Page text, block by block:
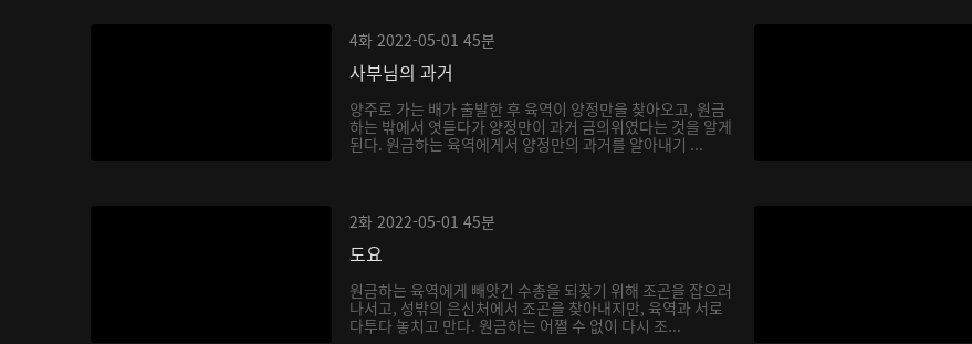
4화 2022-05-01 45분
사부님의 과거
양주로 가는 배가 출발한 후 육역이 양정만을 찾아오고, 원금
하는 밖에서 엿듣다가 양정만이 과거 금의위였다는 것을 알게
된다. 원금하는 육역에게서 양정만의 과거를 알아내기 ...
2화 2022-05-01 45분
도요
원금하는 육역에게 빼앗긴 수총을 되찾기 위해 조곤을 잡으러
나서고, 성밖의 은신처에서 조곤을 찾아내지만, 육역과 서로
다투다 놓치고 만다. 원금하는 어쩔 수 없이 다시 조...